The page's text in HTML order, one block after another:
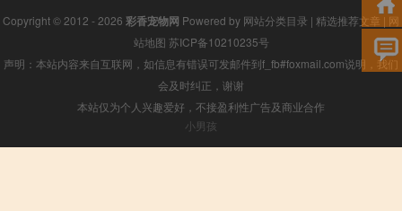
Copyright © 2012 - 2026 彩香宠物网 Powered by 网站分类目录 | 精选推荐文章 | 网
站地图 苏ICP备10210235号
声明：本站内容来自互联网，如信息有错误可发邮件到f_fb#foxmail.com说明，我们
会及时纠正，谢谢
本站仅为个人兴趣爱好，不接盈利性广告及商业合作
小男孩